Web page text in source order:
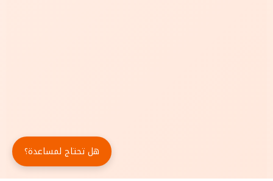
هل تحتاج لمساعدة؟